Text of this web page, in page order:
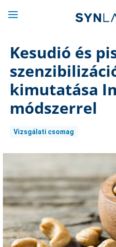
Kesudió és
kimutatása
módszerrel
Vizsgálati csomag